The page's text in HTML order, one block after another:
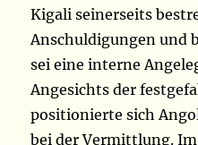
Kigali seinerseits
Anschuldigungen und
sei eine interne
Angesichts der
positionierte sich
bei der Vermittlung.